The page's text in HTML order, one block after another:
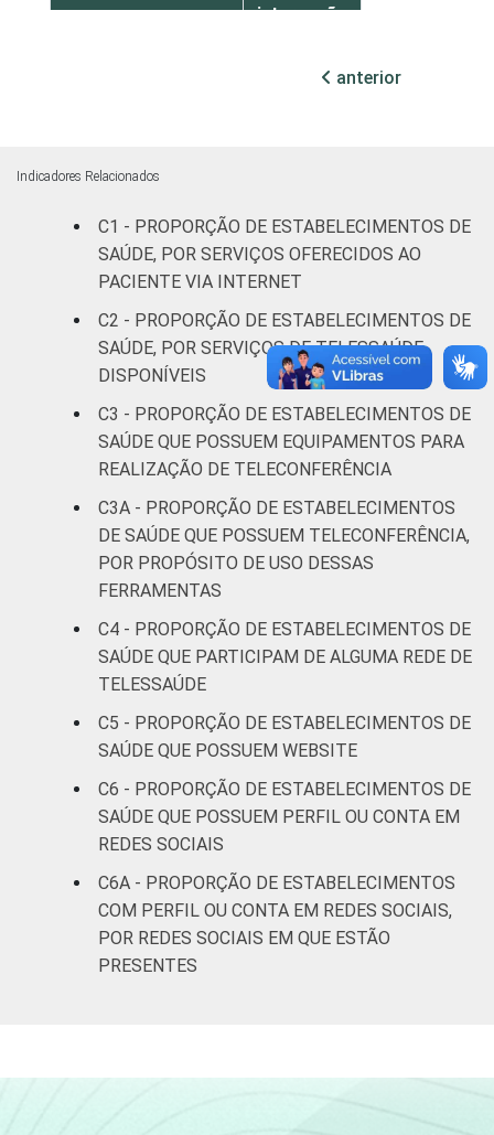
internação
50 leitos)
LOCALIZAÇÃO Capital 99
Interior 99
Base: 534 estabelecimentos de saúde que
declararam possuir perfil ou conta próprios
em alguma rede social. Estimativa: 17.517
estabelecimentos. Dados coletados entre
setembro de 2014 e janeiro de 2015.
Fonte: NIC.br - set 2014 / jan 2015
anterior
Indicadores Relacionados
C1 - PROPORÇÃO DE ESTABELECIMENTOS DE
SAÚDE, POR SERVIÇOS OFERECIDOS AO
PACIENTE VIA INTERNET
C2 - PROPORÇÃO DE ESTABELECIMENTOS DE
SAÚDE, POR SERVIÇOS DE TELESSAÚDE
DISPONÍVEIS
C3 - PROPORÇÃO DE ESTABELECIMENTOS DE
SAÚDE QUE POSSUEM EQUIPAMENTOS PARA
REALIZAÇÃO DE TELECONFERÊNCIA
C3A - PROPORÇÃO DE ESTABELECIMENTOS
DE SAÚDE QUE POSSUEM TELECONFERÊNCIA,
POR PROPÓSITO DE USO DESSAS
FERRAMENTAS
C4 - PROPORÇÃO DE ESTABELECIMENTOS DE
SAÚDE QUE PARTICIPAM DE ALGUMA REDE DE
TELESSAÚDE
C5 - PROPORÇÃO DE ESTABELECIMENTOS DE
SAÚDE QUE POSSUEM WEBSITE
C6 - PROPORÇÃO DE ESTABELECIMENTOS DE
SAÚDE QUE POSSUEM PERFIL OU CONTA EM
REDES SOCIAIS
C6A - PROPORÇÃO DE ESTABELECIMENTOS
COM PERFIL OU CONTA EM REDES SOCIAIS,
POR REDES SOCIAIS EM QUE ESTÃO
PRESENTES